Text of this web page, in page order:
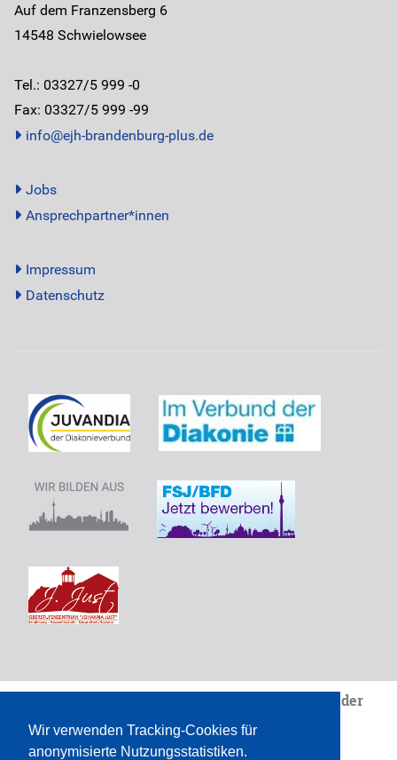
Wir verwenden Tracking-Cookies für
anonymisierte Nutzungsstatistiken.
Auf dem Franzensberg 6
14548 Schwielowsee
Tel.: 03327/5 999 -0
Fax: 03327/5 999 -99
info@ejh-brandenburg-plus.de
Jobs
Ansprechpartner*innen
Impressum
Datenschutz
Juvandia - der
Diakonieverbunde.V.
Pädagogik. Am Puls des Lebens.